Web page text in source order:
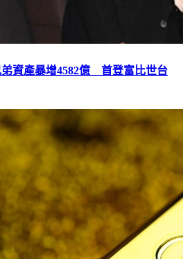
資產暴增4582億 首登富比世台